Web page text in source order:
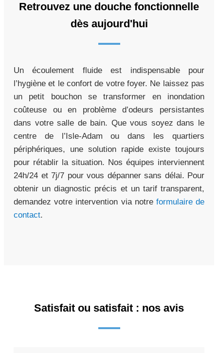
Retrouvez une douche fonctionnelle
dès aujourd'hui
Un écoulement fluide est indispensable pour
l’hygiène et le confort de votre foyer. Ne laissez pas
un petit bouchon se transformer en inondation
coûteuse ou en problème d’odeurs persistantes
dans votre salle de bain. Que vous soyez dans le
centre de l’Isle-Adam ou dans les quartiers
périphériques, une solution rapide existe toujours
pour rétablir la situation. Nos équipes interviennent
24h/24 et 7j/7 pour vous dépanner sans délai. Pour
obtenir un diagnostic précis et un tarif transparent,
demandez votre intervention via notre formulaire de
contact.
Satisfait ou satisfait : nos avis